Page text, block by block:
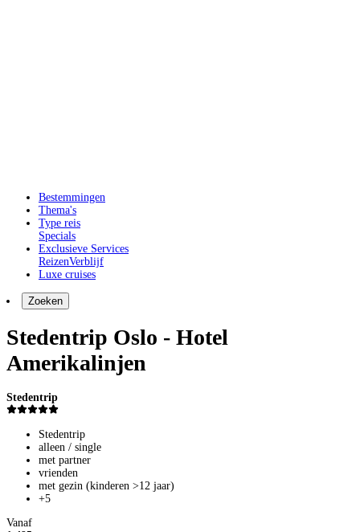
Bestemmingen
Thema's
Type reis
Specials
Exclusieve Services
ReizenVerblijf
Luxe cruises
Zoeken
Stedentrip Oslo - Hotel
Amerikalinjen
Stedentrip
Stedentrip
alleen / single
met partner
vrienden
met gezin (kinderen >12 jaar)
+5
Vanaf